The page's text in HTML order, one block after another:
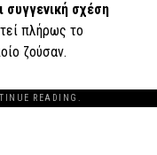
συγγενική σχέση
πλήρως το
ζούσαν.
READING.